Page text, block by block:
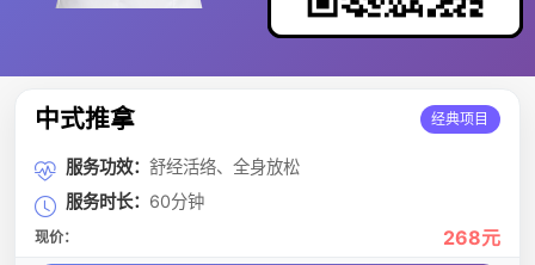
中式推拿 经典项目
服务功效： 舒经活络、全身放松
服务时长： 60分钟
现价： 268元